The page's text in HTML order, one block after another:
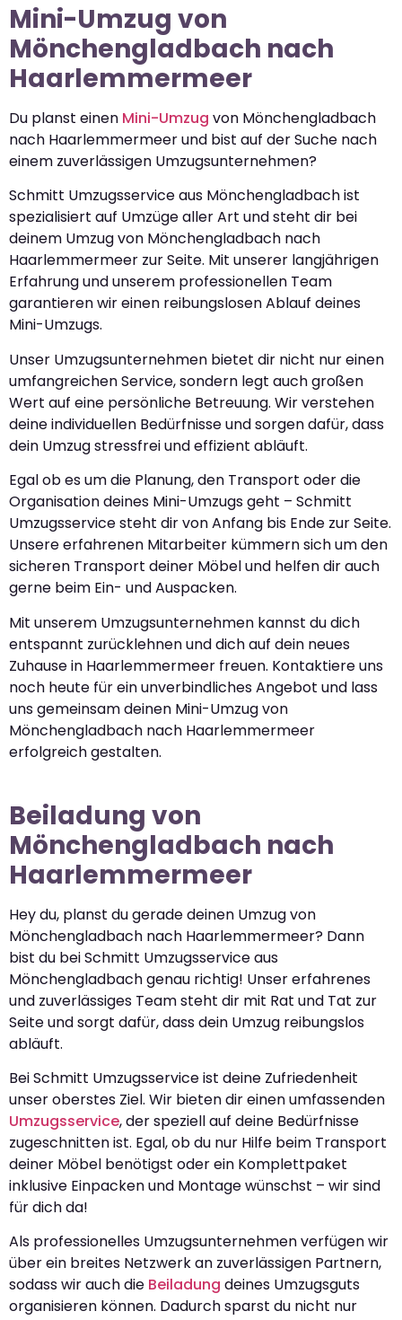
Mini-Umzug von
Mönchengladbach nach
Haarlemmermeer
Du planst einen Mini-Umzug von Mönchengladbach
nach Haarlemmermeer und bist auf der Suche nach
einem zuverlässigen Umzugsunternehmen?
Schmitt Umzugsservice aus Mönchengladbach ist
spezialisiert auf Umzüge aller Art und steht dir bei
deinem Umzug von Mönchengladbach nach
Haarlemmermeer zur Seite. Mit unserer langjährigen
Erfahrung und unserem professionellen Team
garantieren wir einen reibungslosen Ablauf deines
Mini-Umzugs.
Unser Umzugsunternehmen bietet dir nicht nur einen
umfangreichen Service, sondern legt auch großen
Wert auf eine persönliche Betreuung. Wir verstehen
deine individuellen Bedürfnisse und sorgen dafür, dass
dein Umzug stressfrei und effizient abläuft.
Egal ob es um die Planung, den Transport oder die
Organisation deines Mini-Umzugs geht – Schmitt
Umzugsservice steht dir von Anfang bis Ende zur Seite.
Unsere erfahrenen Mitarbeiter kümmern sich um den
sicheren Transport deiner Möbel und helfen dir auch
gerne beim Ein- und Auspacken.
Mit unserem Umzugsunternehmen kannst du dich
entspannt zurücklehnen und dich auf dein neues
Zuhause in Haarlemmermeer freuen. Kontaktiere uns
noch heute für ein unverbindliches Angebot und lass
uns gemeinsam deinen Mini-Umzug von
Mönchengladbach nach Haarlemmermeer
erfolgreich gestalten.
Beiladung von
Mönchengladbach nach
Haarlemmermeer
Hey du, planst du gerade deinen Umzug von
Mönchengladbach nach Haarlemmermeer? Dann
bist du bei Schmitt Umzugsservice aus
Mönchengladbach genau richtig! Unser erfahrenes
und zuverlässiges Team steht dir mit Rat und Tat zur
Seite und sorgt dafür, dass dein Umzug reibungslos
abläuft.
Bei Schmitt Umzugsservice ist deine Zufriedenheit
unser oberstes Ziel. Wir bieten dir einen umfassenden
Umzugsservice, der speziell auf deine Bedürfnisse
zugeschnitten ist. Egal, ob du nur Hilfe beim Transport
deiner Möbel benötigst oder ein Komplettpaket
inklusive Einpacken und Montage wünschst – wir sind
für dich da!
Als professionelles Umzugsunternehmen verfügen wir
über ein breites Netzwerk an zuverlässigen Partnern,
sodass wir auch die Beiladung deines Umzugsguts
organisieren können. Dadurch sparst du nicht nur